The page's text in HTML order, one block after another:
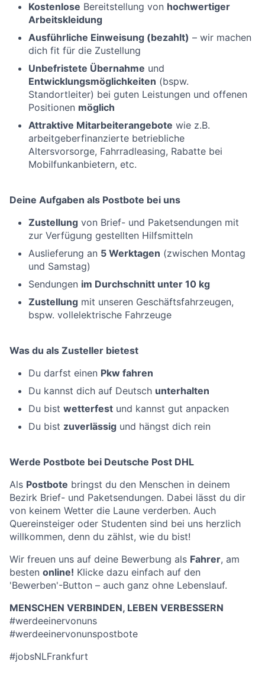
Kostenlose Bereitstellung von hochwertiger
Arbeitskleidung
Ausführliche Einweisung (bezahlt) – wir machen
dich fit für die Zustellung
Unbefristete Übernahme und
Entwicklungsmöglichkeiten (bspw.
Standortleiter) bei guten Leistungen und offenen
Positionen möglich
Attraktive Mitarbeiterangebote wie z.B.
arbeitgeberfinanzierte betriebliche
Altersvorsorge, Fahrradleasing, Rabatte bei
Mobilfunkanbietern, etc.
Deine Aufgaben als Postbote bei uns
Zustellung von Brief- und Paketsendungen mit
zur Verfügung gestellten Hilfsmitteln
Auslieferung an 5 Werktagen (zwischen Montag
und Samstag)
Sendungen im Durchschnitt unter 10 kg
Zustellung mit unseren Geschäftsfahrzeugen,
bspw. vollelektrische Fahrzeuge
Was du als Zusteller bietest
Du darfst einen Pkw fahren
Du kannst dich auf Deutsch unterhalten
Du bist wetterfest und kannst gut anpacken
Du bist zuverlässig und hängst dich rein
Werde Postbote bei Deutsche Post DHL
Als Postbote bringst du den Menschen in deinem
Bezirk Brief- und Paketsendungen. Dabei lässt du dir
von keinem Wetter die Laune verderben. Auch
Quereinsteiger oder Studenten sind bei uns herzlich
willkommen, denn du zählst, wie du bist!
Wir freuen uns auf deine Bewerbung als Fahrer, am
besten online! Klicke dazu einfach auf den
'Bewerben'-Button – auch ganz ohne Lebenslauf.
MENSCHEN VERBINDEN, LEBEN VERBESSERN
#werdeeinervonuns
#werdeeinervonunspostbote
#jobsNLFrankfurt